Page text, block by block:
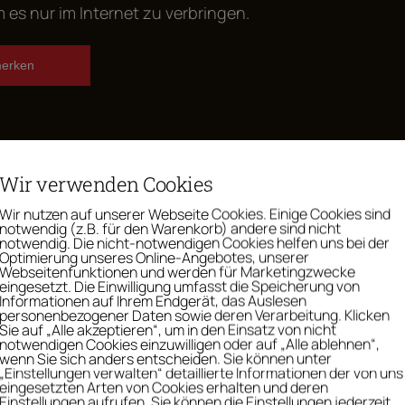
es nur im Internet zu verbringen.
So machst du was
aus dem Ranzen – und schon kommt die
Wir verwenden Cookies
Wir nutzen auf unserer Webseite Cookies. Einige Cookies sind
notwendig (z.B. für den Warenkorb) andere sind nicht
notwendig. Die nicht-notwendigen Cookies helfen uns bei der
Optimierung unseres Online-Angebotes, unserer
Webseitenfunktionen und werden für Marketingzwecke
eingesetzt. Die Einwilligung umfasst die Speicherung von
Informationen auf Ihrem Endgerät, das Auslesen
personenbezogener Daten sowie deren Verarbeitung. Klicken
Sie auf „Alle akzeptieren“, um in den Einsatz von nicht
notwendigen Cookies einzuwilligen oder auf „Alle ablehnen“,
wenn Sie sich anders entscheiden. Sie können unter
„Einstellungen verwalten“ detaillierte Informationen der von uns
eingesetzten Arten von Cookies erhalten und deren